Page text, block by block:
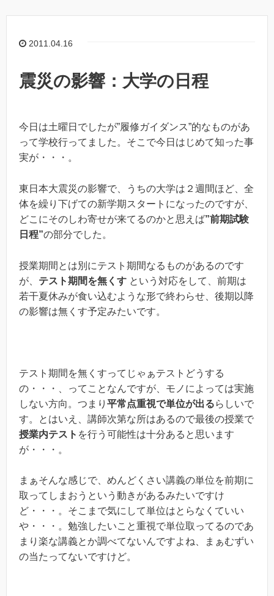
2011.04.16
震災の影響：大学の日程
今日は土曜日でしたが”履修ガイダンス”的なものがあ
って学校行ってました。そこで今日はじめて知った事
実が・・・。
東日本大震災の影響で、うちの大学は２週間ほど、全
体を繰り下げての新学期スタートになったのですが、
どこにそのしわ寄せが来てるのかと思えば”前期試験
日程”の部分でした。
授業期間とは別にテスト期間なるものがあるのです
が、 テスト期間を無くす という対応をして、前期は
若干夏休みが食い込むような形で終わらせ、後期以降
の影響は無くす予定みたいです。
テスト期間を無くすってじゃぁテストどうする
の・・・、ってことなんですが、モノによっては実施
しない方向。つまり 平常点重視で単位が出るらしいで
す。とはいえ、講師次第な所はあるので最後の授業で
授業内テスト を行う可能性は十分あると思います
が・・・。
まぁそんな感じで、めんどくさい講義の単位を前期に
取ってしまおうという動きがあるみたいですけ
ど・・・。そこまで気にして単位はとらなくていい
や・・・。勉強したいこと重視で単位取ってるのであ
まり楽な講義とか調べてないんですよね、まぁむずい
の当たってないですけど。